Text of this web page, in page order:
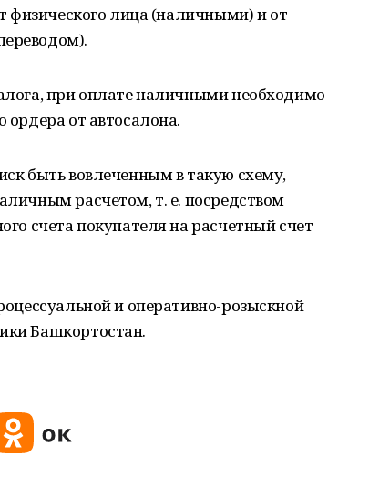
физического лица (наличными) и от
при оплате наличными необходимо
ордера от автосалона.
быть вовлеченным в такую схему,
расчетом, т. е. посредством
счета покупателя на расчетный счет
и оперативно-розыскной
Башкортостан.